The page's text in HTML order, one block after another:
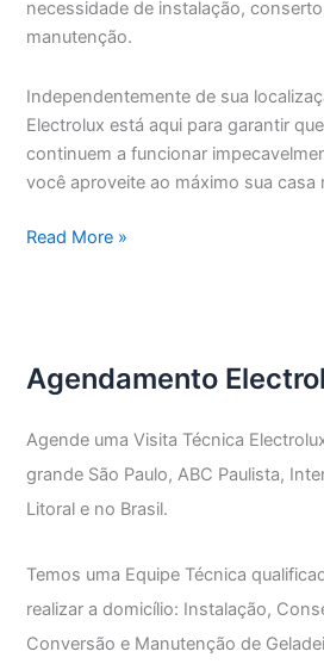
necessidade de instalação,
manutenção.
Independentemente de sua
Electrolux está aqui para garantir
continuem a funcionar
você aproveite ao máximo sua casa
Assistência
Lapa
Read More »
Agendamento
Agende uma Visita Técnica
grande São Paulo, ABC Paulista,
Litoral e no Brasil.
Temos uma Equipe Técnica
realizar a domicílio: Instalação,
Conversão e Manutenção de